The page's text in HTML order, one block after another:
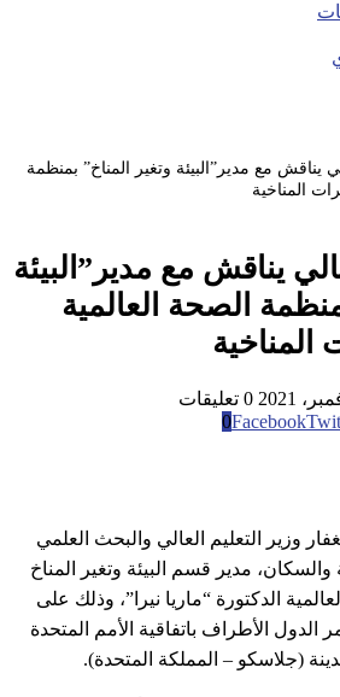
يناقش مع مدير”البيئة وتغير المناخ” بمنظمة
المناخية
يناقش مع مدير”البيئة
الصحة العالمية
المناخية
0 تعليقات
0Facebook
وزير التعليم العالي والبحث العلمي
مدير قسم البيئة وتغير المناخ
الدكتورة “ماريا نيرا”، وذلك على
الأطراف باتفاقية الأمم المتحدة